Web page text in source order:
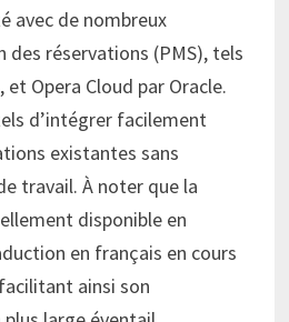
avec de nombreux
des réservations (PMS), tels
et Opera Cloud par Oracle.
d’intégrer facilement
existantes sans
travail. À noter que la
disponible en
en français en cours
ainsi son